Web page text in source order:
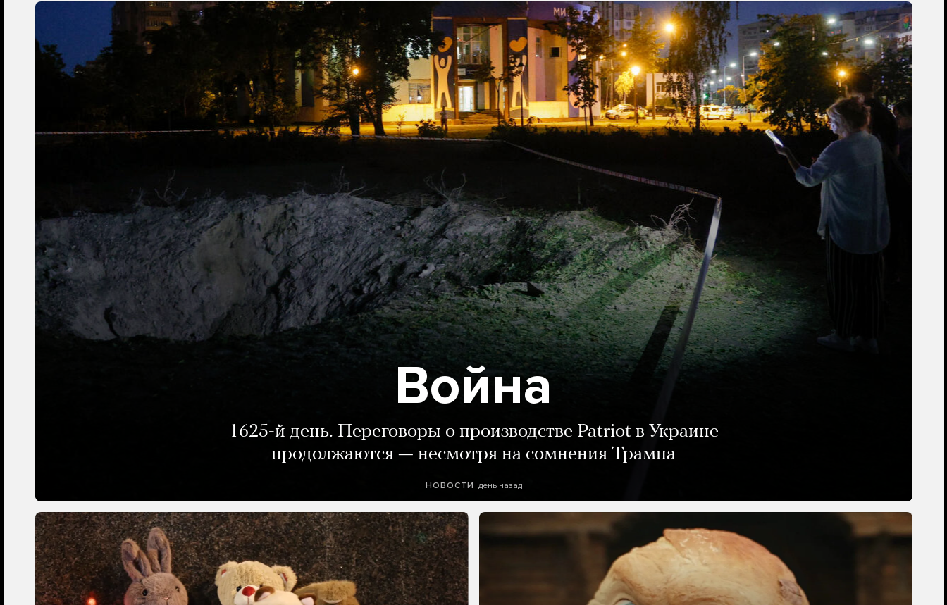
Война
1625-й день. Переговоры о производстве Patriot в Украине
продолжаются — несмотря на сомнения Трампа
НОВОСТИ день назад